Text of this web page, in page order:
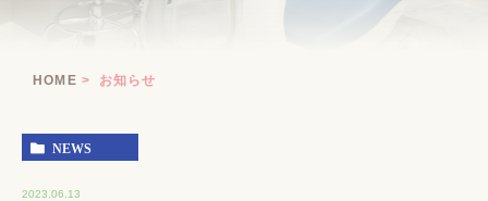
HOME お知らせ
NEWS
2023.06.13